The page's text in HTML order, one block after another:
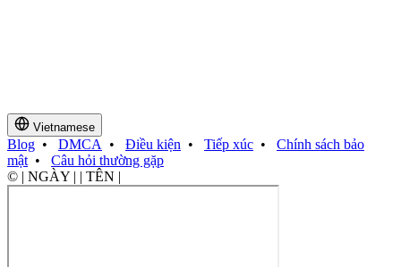
Vietnamese
Blog • DMCA • Điều kiện • Tiếp xúc • Chính sách bảo
mật • Câu hỏi thường gặp
© | NGÀY | | TÊN |